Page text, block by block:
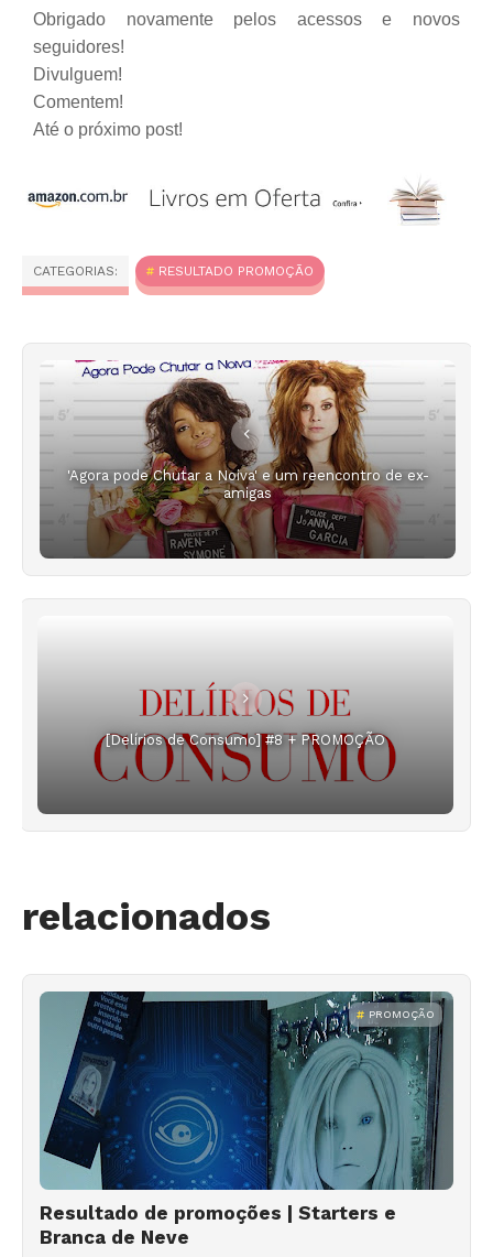
Obrigado novamente pelos acessos e novos
seguidores!
Divulguem!
Comentem!
Até o próximo post!
CATEGORIAS: RESULTADO PROMOÇÃO
'Agora pode Chutar a Noiva' e um reencontro de ex-
amigas
[Delírios de Consumo] #8 + PROMOÇÃO
relacionados
PROMOÇÃO
Resultado de promoções | Starters e
Branca de Neve